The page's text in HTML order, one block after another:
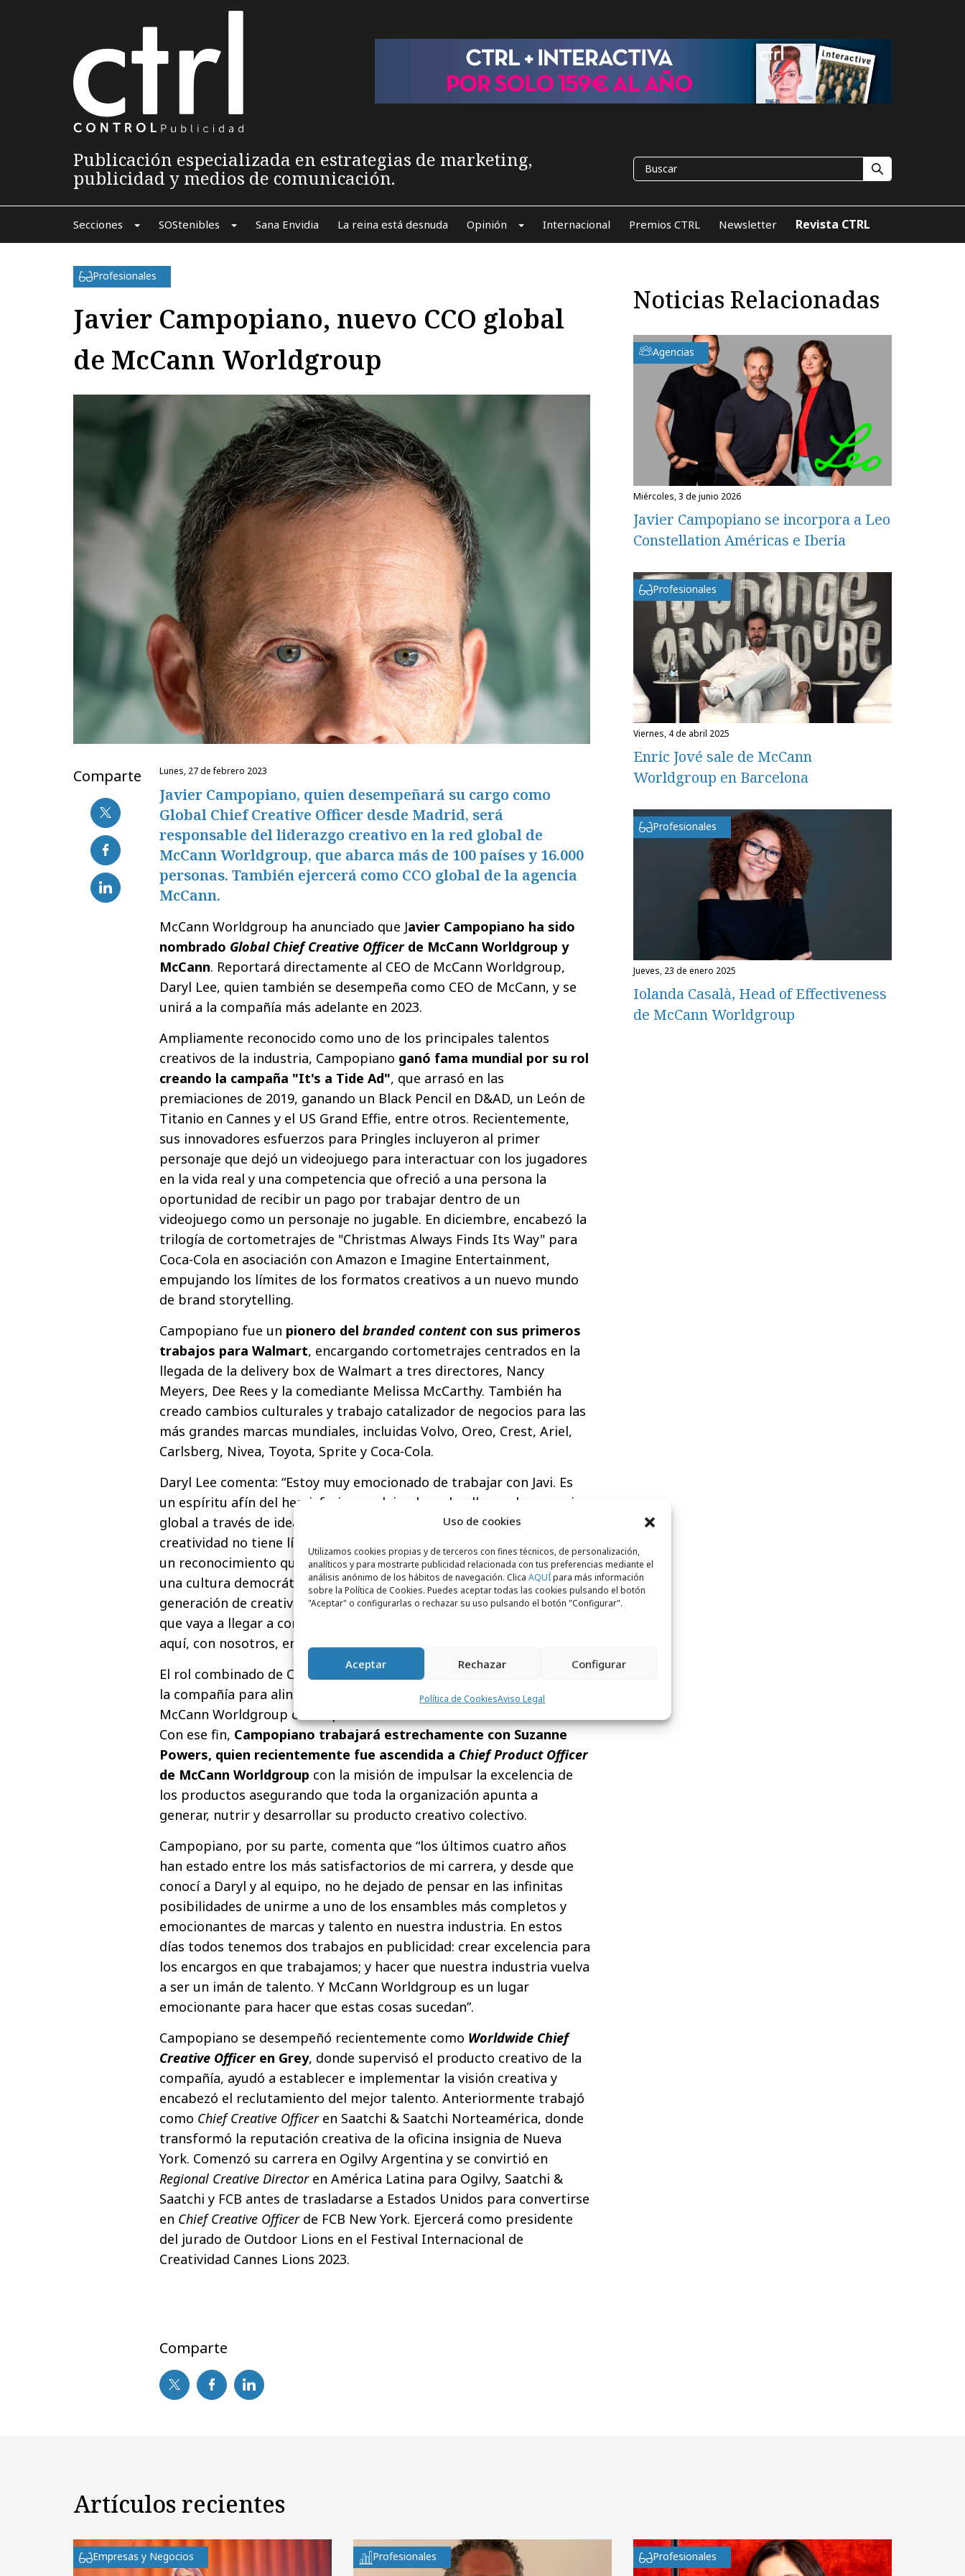
Uso de cookies
Utilizamos cookies propias y de terceros con fines técnicos, de personalización,
analíticos y para mostrarte publicidad relacionada con tus preferencias mediante el
análisis anónimo de los hábitos de navegación. Clica AQUÍpara más información
sobre la Política de Cookies. Puedes aceptar todas las cookies pulsando el botón
"Aceptar" o configurarlas o rechazar su uso pulsando el botón "Configurar".
Aceptar Rechazar Configurar
Política de CookiesAviso Legal
Publicación especializada en estrategias de marketing,
publicidad y medios de comunicación.
Secciones SOStenibles Sana Envidia La reina está desnuda Opinión Internacional Premios CTRL Newsletter Revista CTRL
Profesionales
Javier Campopiano, nuevo CCO global
de McCann Worldgroup
Comparte lunes, 27 de febrero 2023
Javier Campopiano, quien desempeñará su cargo como
Global Chief Creative Officer desde Madrid, será
responsable del liderazgo creativo en la red global de
McCann Worldgroup, que abarca más de 100 países y 16.000
personas. También ejercerá como CCO global de la agencia
McCann.
McCann Worldgroup ha anunciado que Javier Campopiano ha sido
nombrado Global Chief Creative Officerde McCann Worldgroup y
McCann. Reportará directamente al CEO de McCann Worldgroup,
Daryl Lee, quien también se desempeña como CEO de McCann, y se
unirá a la compañía más adelante en 2023.
Ampliamente reconocido como uno de los principales talentos
creativos de la industria, Campopiano ganó fama mundial por su rol
creando la campaña "It's a Tide Ad", que arrasó en las
premiaciones de 2019, ganando un Black Pencil en D&AD, un León de
Titanio en Cannes y el US Grand Effie, entre otros. Recientemente,
sus innovadores esfuerzos para Pringles incluyeron al primer
personaje que dejó un videojuego para interactuar con los jugadores
en la vida real y una competencia que ofreció a una persona la
oportunidad de recibir un pago por trabajar dentro de un
videojuego como un personaje no jugable. En diciembre, encabezó la
trilogía de cortometrajes de "Christmas Always Finds Its Way" para
Coca-Cola en asociación con Amazon e Imagine Entertainment,
empujando los límites de los formatos creativos a un nuevo mundo
de brand storytelling.
Campopiano fue un pionero del branded content con sus primeros
trabajos para Walmart, encargando cortometrajes centrados en la
llegada de la delivery box de Walmart a tres directores, Nancy
Meyers, Dee Rees y la comediante Melissa McCarthy. También ha
creado cambios culturales y trabajo catalizador de negocios para las
más grandes marcas mundiales, incluidas Volvo, Oreo, Crest, Ariel,
Carlsberg, Nivea, Toyota, Sprite y Coca-Cola.
Daryl Lee comenta: “Estoy muy emocionado de trabajar con Javi. Es
un espíritu afín del hemisferio sur, dejando su huella en el escenario
global a través de ideas que dan forma al mundo para mejor. Su
creatividad no tiene límites, su trabajo desafía las categorías y tiene
un reconocimiento que lo demuestra. Pero sobre todo, entiende que
una cultura democrática de profunda inclusión definirá la próxima
generación de creatividad en nuestra industria. Estoy encantado de
que vaya a llegar a construir sobre esa cultura a una escala épica
aquí, con nosotros, en McCann Worldgroup".
El rol combinado de CCO representa el más reciente movimiento de
la compañía para alinear el amplio conjunto de soluciones de la red
McCann Worldgroup con la poderosa central creativa de McCann.
Con ese fin, Campopiano trabajará estrechamente con Suzanne
Powers, quien recientemente fue ascendida a Chief Product Officer
de McCann Worldgroup con la misión de impulsar la excelencia de
los productos asegurando que toda la organización apunta a
generar, nutrir y desarrollar su producto creativo colectivo.
Campopiano, por su parte, comenta que “los últimos cuatro años
han estado entre los más satisfactorios de mi carrera, y desde que
conocí a Daryl y al equipo, no he dejado de pensar en las infinitas
posibilidades de unirme a uno de los ensambles más completos y
emocionantes de marcas y talento en nuestra industria. En estos
días todos tenemos dos trabajos en publicidad: crear excelencia para
los encargos en que trabajamos; y hacer que nuestra industria vuelva
a ser un imán de talento. Y McCann Worldgroup es un lugar
emocionante para hacer que estas cosas sucedan”.
Campopiano se desempeñó recientemente como Worldwide Chief
Creative Officer en Grey, donde supervisó el producto creativo de la
compañía, ayudó a establecer e implementar la visión creativa y
encabezó el reclutamiento del mejor talento. Anteriormente trabajó
como Chief Creative Officer en Saatchi & Saatchi Norteamérica, donde
transformó la reputación creativa de la oficina insignia de Nueva
York. Comenzó su carrera en Ogilvy Argentina y se convirtió en
Regional Creative Directoren América Latina para Ogilvy, Saatchi &
Saatchi y FCB antes de trasladarse a Estados Unidos para convertirse
en Chief Creative Officerde FCB New York. Ejercerá como presidente
del jurado de Outdoor Lions en el Festival Internacional de
Creatividad Cannes Lions 2023.
Comparte
Noticias Relacionadas
Agencias
miércoles, 3 de junio 2026
Javier Campopiano se incorpora a Leo
Constellation Américas e Iberia
Profesionales
viernes, 4 de abril 2025
Enric Jové sale de McCann
Worldgroup en Barcelona
Profesionales
jueves, 23 de enero 2025
Iolanda Casalà, Head of Effectiveness
de McCann Worldgroup
Artículos recientes
Empresas y Negocios Profesionales Profesionales